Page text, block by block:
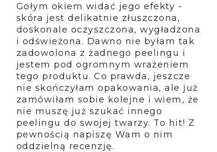
Gołym okiem widać jego efekty -
skóra jest delikatnie złuszczona,
doskonale oczyszczona, wygładzona
i odświeżona. Dawno nie byłam tak
zadowolona z żadnego peelingu i
jestem pod ogromnym wrażeniem
tego produktu. Co prawda, jeszcze
nie skończyłam opakowania, ale już
zamówiłam sobie kolejne i wiem, że
nie muszę już szukać innego
peelingu do swojej twarzy. To hit! Z
pewnością napiszę Wam o nim
oddzielną recenzję.